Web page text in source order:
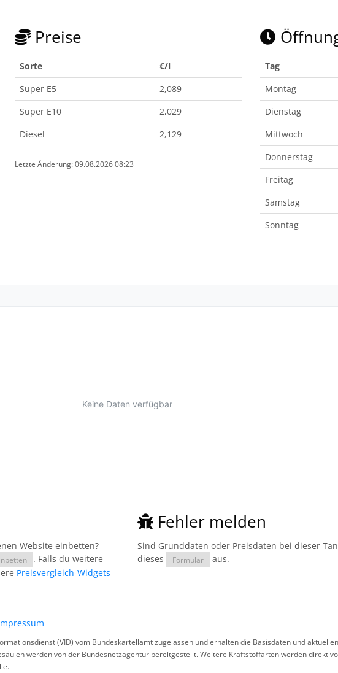
Preise
Sorte
€/l
Super E5
2,089
Super E10
2,029
Diesel
2,129
Letzte Änderung: 09.08.2026 08:23
Tag
Montag
Dienstag
Mittwoch
Donnerstag
Freitag
Samstag
Sonntag
Website einbetten?
. Falls du weitere
Preisvergleich-Widgets
Fehler melden
Sind Grunddaten oder Preisdaten bei dieser
dieses
Formular aus.
(VID) vom Bundeskartellamt zugelassen und erhalten die Basisdaten und
werden von der Bundesnetzagentur bereitgestellt. Weitere Kraftstoffarten werden direkt